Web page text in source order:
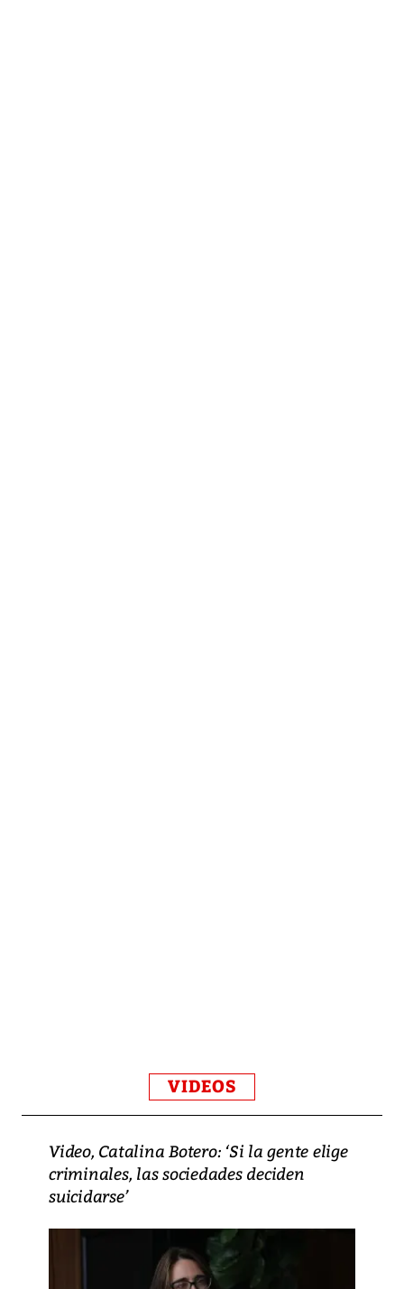
VIDEOS
Video, Catalina Botero: ‘Si la gente elige
criminales, las sociedades deciden
suicidarse’